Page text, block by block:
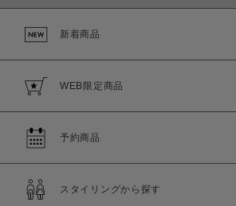
新着商品
WEB限定商品
予約商品
スタイリングから探す